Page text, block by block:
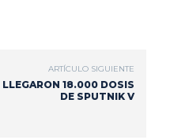
ARTÍCULO SIGUIENTE
LLEGARON 18.000 DOSIS
DE SPUTNIK V